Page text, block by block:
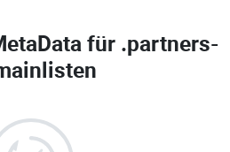
für .partners-